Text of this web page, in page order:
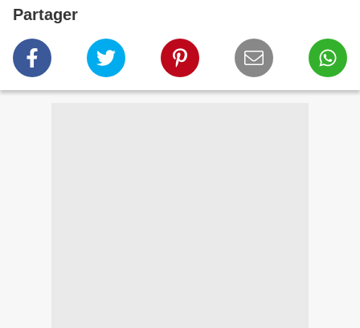
Partager